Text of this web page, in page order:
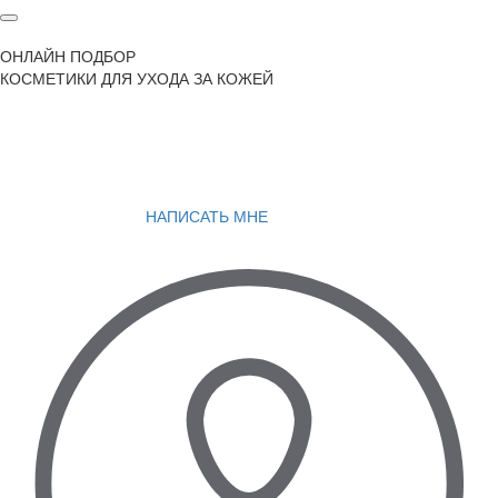
ОНЛАЙН ПОДБОР
КОСМЕТИКИ ДЛЯ УХОДА ЗА КОЖЕЙ
НАПИСАТЬ МНЕ